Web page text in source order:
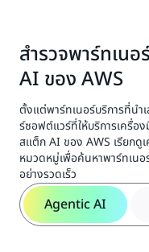
อบรม ปรับใช้ และ
สร้างสรรค์ในระดับ
ผลิตด้วยการใช้ปร
แพลตฟอร์มการค
รวมข้อมูลระบุตัวต
แข็งแกร่ง และนโ
และรักษาความเชื่
พาร์ทเนอร์ที่มีควา
เพิ่มประสิทธิภาพใ
ประหยัดค่าใช้จ่าย
และการอนุมานได้
ช่วยให้สามารถสร้
เปลี่ยนแปลงได้ใน
สำรวจพาร์ทเน
AI ของ AWS
ตั้งแต่พาร์ทเนอร์บริการที่นำ
ร์ซอฟต์แวร์ที่ให้บริการเครื่อ
สแต็ก AI ของ AWS เรียกดู
หมวดหมู่เพื่อค้นหาพาร์ทเนอ
อย่างรวดเร็ว
Agentic AI